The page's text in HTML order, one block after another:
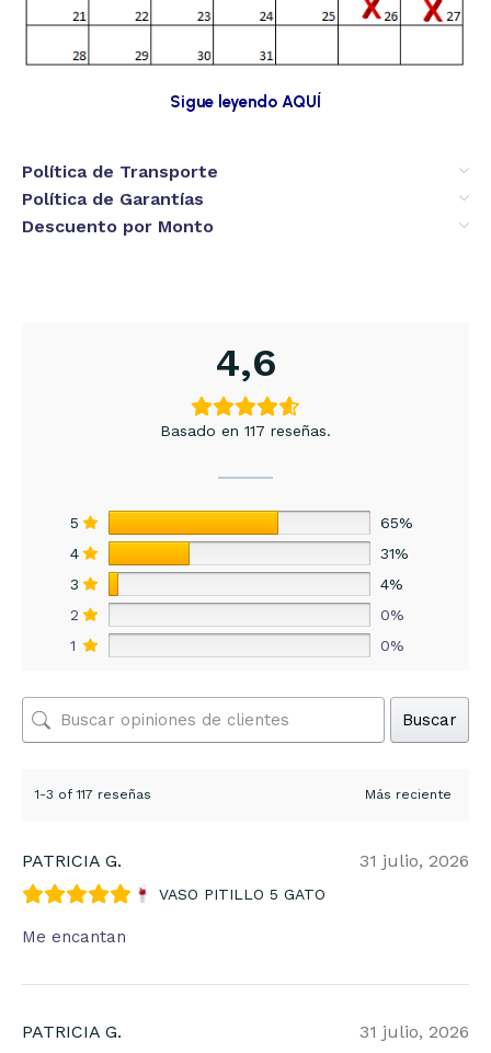
Sigue leyendo AQUÍ
Política de Transporte
Política de Garantías
Descuento por Monto
4,6
Basado en 117 reseñas.
5
65%
4
31%
3
4%
2
0%
1
0%
Buscar
1-3 of 117 reseñas
PATRICIA G. 31 julio, 2026
VASO PITILLO 5 GATO
Me encantan
PATRICIA G. 31 julio, 2026